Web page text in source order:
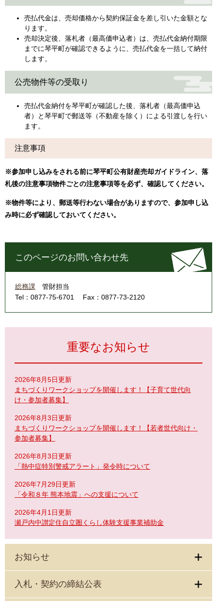
売払代金は、売却価格から契約保証金を差し引いた金額とな
ります。
売却決定後、落札者（最高価申込者）は、売払代金納付期限
までに琴平町が確認できるように、売払代金を一括して納付
します。
公売物件等の受取り
売払代金納付を琴平町が確認した後、落札者（最高価申込
者）と琴平町で郵送等（不動産を除く）による引渡しを行い
ます。
注意事項
※参加申し込みをされる前に琴平町公有財産売却ガイドライン、落
札後の注意事項物件ごとの注意事項等を必ず、確認してください。
※物件等により、郵送等行わない場合がありますので、参加申し込
み時に必ず確認しておいてください。
このページのお問い合わせ先
総務課
管財担当
Tel：0877-75-6701
Fax：0877-73-2120
重要なお知らせ
2026年8月5日更新
まちづくりワークショップを開催します！【子育て世代向
け・参加者募集】
2026年8月3日更新
まちづくりワークショップを開催します！【若者世代向け・
参加者募集】
2026年8月3日更新
「熱中症特別警戒アラート」発令時について
2026年7月29日更新
「令和８年 熊本地震」への支援について
2026年4月1日更新
瀬戸内中讃定住自立圏くらし体験支援事業補助金
お知らせ
入札・契約の締結公表